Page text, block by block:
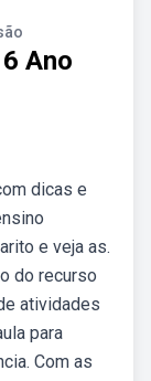
Ano
dicas e
e veja as.
do recurso
atividades
para
Com as